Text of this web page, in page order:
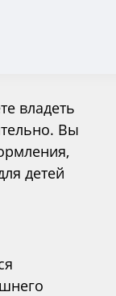
владеть
Вы
детей